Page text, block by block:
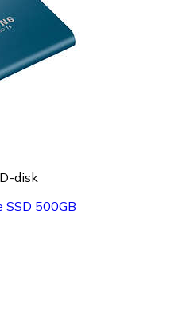
disk
SSD 500GB